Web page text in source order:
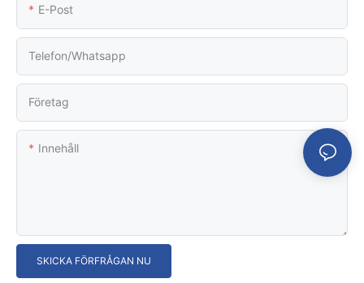
E-Post
Telefon/whatsapp
Företag
Innehåll
SKICKA FÖRFRÅGAN NU